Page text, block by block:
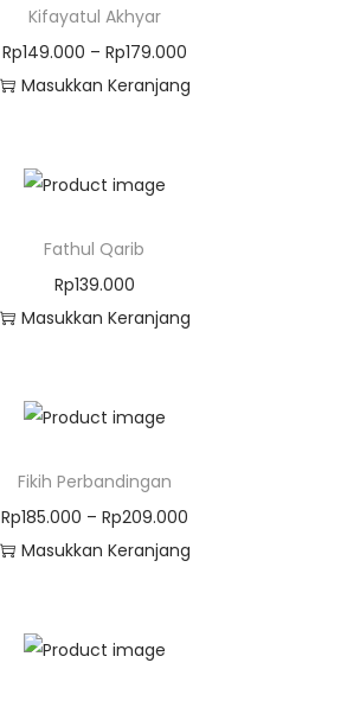
Kifayatul Akhyar
Rp149.000 – Rp179.000
Masukkan Keranjang
Fathul Qarib
Rp139.000
Masukkan Keranjang
Fikih Perbandingan
Rp185.000 – Rp209.000
Masukkan Keranjang